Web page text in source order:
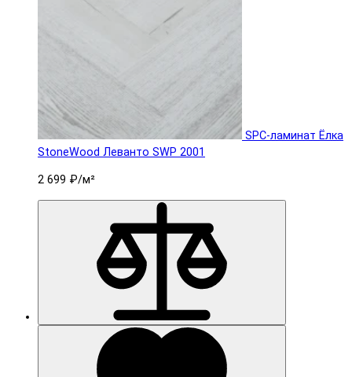
SPC-ламинат Ëлка
StoneWood Леванто SWP 2001
2 699 ₽/м²